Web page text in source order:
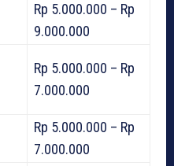
Rp 5.000.000 – Rp
9.000.000
Rp 5.000.000 – Rp
7.000.000
Rp 5.000.000 – Rp
7.000.000